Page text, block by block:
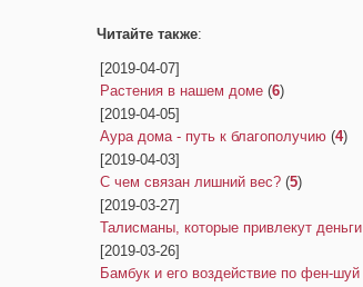
Читайте также:
[2019-04-07]
Растения в нашем доме (6)
[2019-04-05]
Аура дома - путь к благополучию (4)
[2019-04-03]
С чем связан лишний вес? (5)
[2019-03-27]
Талисманы, которые привлекут деньги
[2019-03-26]
Бамбук и его воздействие по фен-шуй